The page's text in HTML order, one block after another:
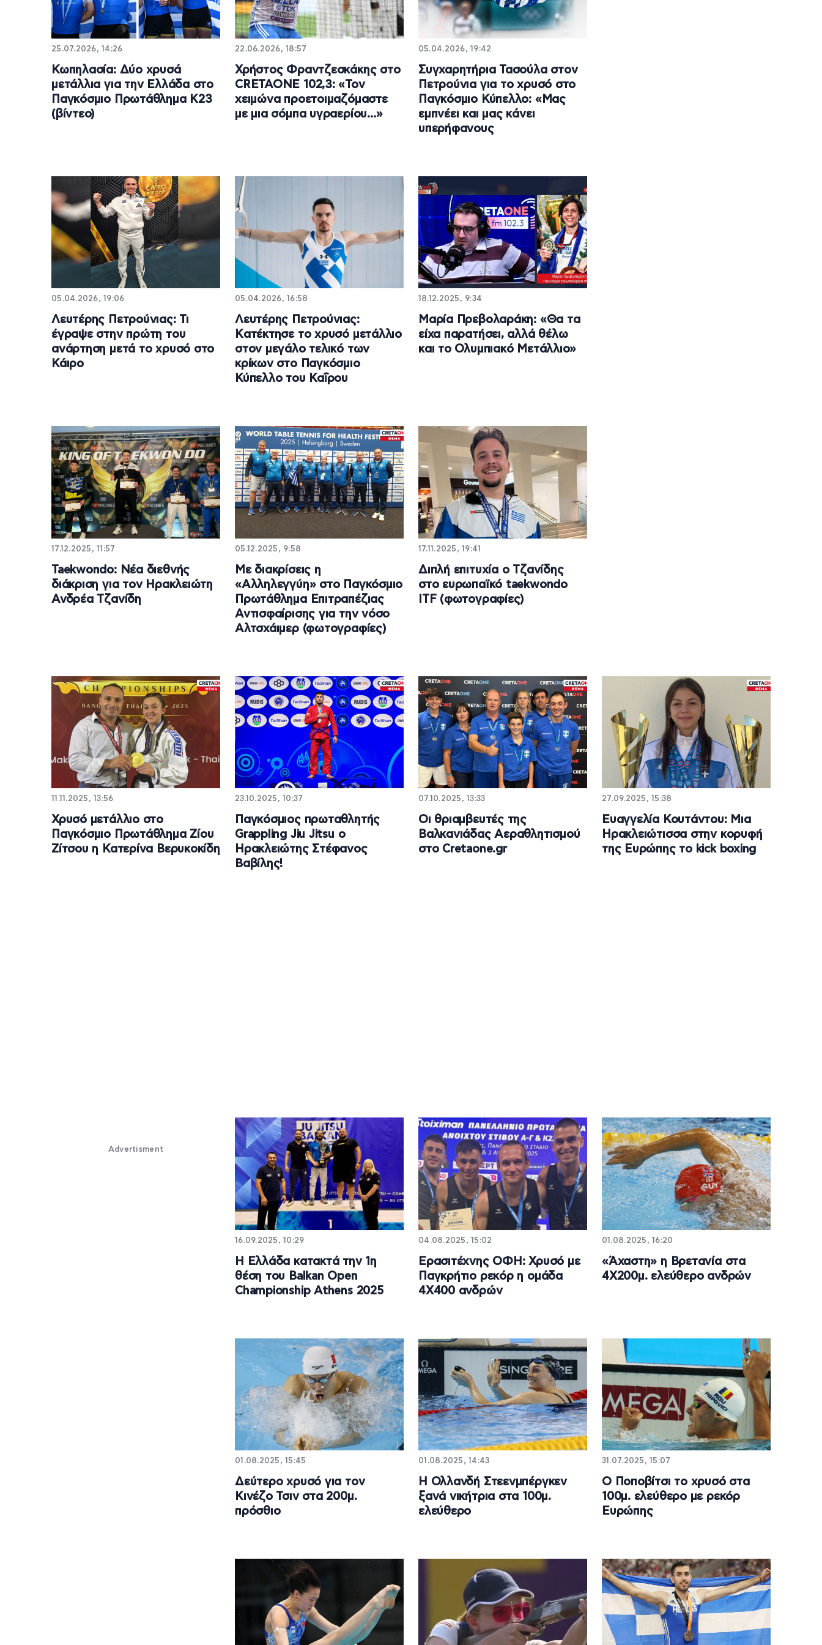
25.07.2026, 14:26
Κωπηλασία: Δύο χρυσά
μετάλλια για την Ελλάδα στο
Παγκόσμιο Πρωτάθλημα Κ23
(βίντεο)
22.06.2026, 18:57
Χρήστος Φραντζεσκάκης στο
CRETAONE 102,3: «Τον
χειμώνα προετοιμαζόμαστε
με μια σόμπα υγραερίου…»
05.04.2026, 19:42
Συγχαρητήρια Τασούλα στον
Πετρούνια για το χρυσό στο
Παγκόσμιο Κύπελλο: «Μας
εμπνέει και μας κάνει
υπερήφανους
05.04.2026, 19:06
Λευτέρης Πετρούνιας: Τι
έγραψε στην πρώτη του
ανάρτηση μετά το χρυσό στο
Κάιρο
05.04.2026, 16:58
Λευτέρης Πετρούνιας:
Kατέκτησε το χρυσό μετάλλιο
στον μεγάλο τελικό των
κρίκων στο Παγκόσμιο
Κύπελλο του Καΐρου
18.12.2025, 9:34
Μαρία Πρεβολαράκη: «Θα τα
είχα παρατήσει, αλλά θέλω
και το Ολυμπιακό Μετάλλιο»
17.12.2025, 11:57
Taekwondo: Νέα διεθνής
διάκριση για τον Ηρακλειώτη
Ανδρέα Τζανίδη
05.12.2025, 9:58
Με διακρίσεις η
«Αλληλεγγύη» στο Παγκόσμιο
Πρωτάθλημα Επιτραπέζιας
Αντισφαίρισης για την νόσο
Αλτσχάιμερ (φωτογραφίες)
17.11.2025, 19:41
Διπλή επιτυχία ο Τζανίδης
στο ευρωπαϊκό taekwondo
ITF (φωτογραφίες)
11.11.2025, 13:56
Χρυσό μετάλλιο στο
Παγκόσμιο Πρωτάθλημα Ζίου
Ζίτσου η Κατερίνα Βερυκοκίδη
23.10.2025, 10:37
Παγκόσμιος πρωταθλητής
Grappling Jiu Jitsu ο
Ηρακλειώτης Στέφανος
Βαβίλης!
07.10.2025, 13:33
Οι θριαμβευτές της
Βαλκανιάδας Αεραθλητισμού
στο Cretaone.gr
27.09.2025, 15:38
Ευαγγελία Κουτάντου: Μια
Ηρακλειώτισσα στην κορυφή
της Ευρώπης το kick boxing
Advertisment
16.09.2025, 10:29
Η Ελλάδα κατακτά την 1η
θέση του Balkan Open
Championship Athens 2025
04.08.2025, 15:02
Ερασιτέχνης ΟΦΗ: Χρυσό με
Παγκρήτιο ρεκόρ η ομάδα
4Χ400 ανδρών
01.08.2025, 16:20
«Άχαστη» η Βρετανία στα
4Χ200μ. ελεύθερο ανδρών
01.08.2025, 15:45
Δεύτερο χρυσό για τον
Κινέζο Τσιν στα 200μ.
πρόσθιο
01.08.2025, 14:43
Η Ολλανδή Στεενμπέργκεν
ξανά νικήτρια στα 100μ.
ελεύθερο
31.07.2025, 15:07
Ο Ποποβίτσι το χρυσό στα
100μ. ελεύθερο με ρεκόρ
Ευρώπης